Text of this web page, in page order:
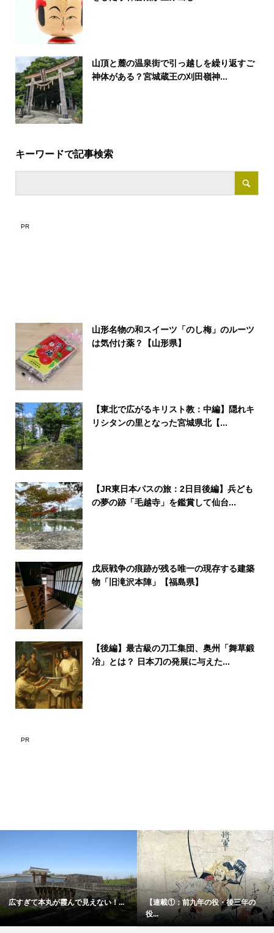
山頂と麓の温泉街で引っ越しを繰り返すご
神体がある？宮城蔵王の刈田嶺神...
キーワードで記事検索
山形名物の和スイーツ「のし梅」のルーツ
は気付け薬？【山形県】
【東北で広がるキリスト教：中編】隠れキ
リシタンの里となった宮城県北【...
【JR東日本パスの旅：2日目後編】兵ども
の夢の跡「毛越寺」を鑑賞して仙台...
戊辰戦争の痕跡が残る唯一の現存する建築
物「旧滝沢本陣」【福島県】
【後編】最古級の刀工集団、奥州「舞草鍛
冶」とは？ 日本刀の発展に与えた...
広すぎて本丸が霞んで見えない！...
【連載①：前九年の役・後三年の
役...